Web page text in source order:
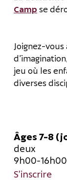
Camp se
Joignez-
jeu où les
diverses
Âges 7-8
deux
9h00-16h00
S’inscrire